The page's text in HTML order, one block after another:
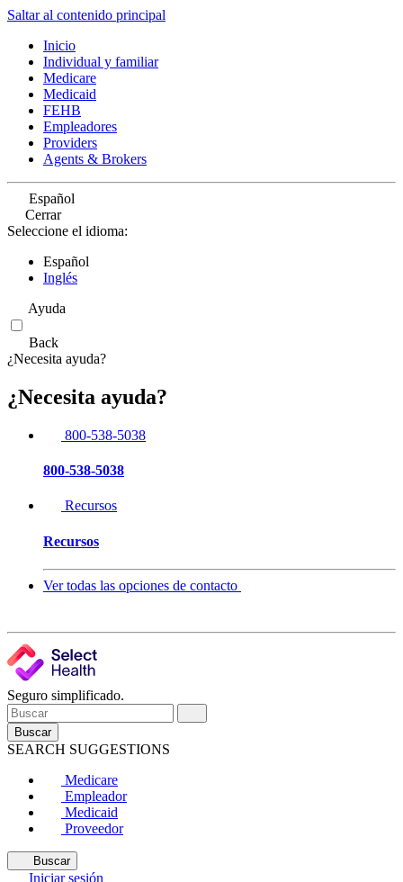
Saltar al contenido principal
Inicio
Individual y familiar
Medicare
Medicaid
FEHB
Empleadores
Providers
Agents & Brokers
Español
Cerrar
Seleccione el idioma:
Español
Inglés
Ayuda
Back
¿Necesita ayuda?
¿Necesita ayuda?
800-538-5038
800-538-5038
Recursos
Recursos
Ver todas las opciones de contacto
Seguro simplificado.
Buscar
SEARCH SUGGESTIONS
Medicare
Empleador
Medicaid
Proveedor
Buscar
Iniciar sesión